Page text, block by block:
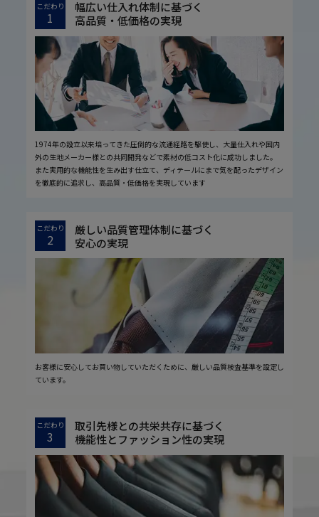
こだわり
1
幅広い仕入れ体制に基づく
高品質・低価格の実現
1974年の設立以来培ってきた圧倒的な流通経路を駆使し、大量仕入れや国内
外の生地メーカー様との共同開発などで素材の低コスト化に成功しました。
また実用的な機能性を生み出す仕立て、ディテールにまで気を配ったデザイン
を徹底的に追求し、高品質・低価格を実現しています
こだわり
2
厳しい品質管理体制に基づく
安心の実現
お客様に安心してお買い物していただくために、厳しい品質検査基準を設定し
ています。
こだわり
3
取引先様との共栄共存に基づく
機能性とファッション性の実現